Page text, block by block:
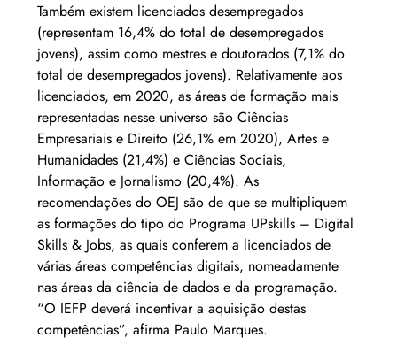
Também existem licenciados desempregados
(representam 16,4% do total de desempregados
jovens), assim como mestres e doutorados (7,1% do
total de desempregados jovens). Relativamente aos
licenciados, em 2020, as áreas de formação mais
representadas nesse universo são Ciências
Empresariais e Direito (26,1% em 2020), Artes e
Humanidades (21,4%) e Ciências Sociais,
Informação e Jornalismo (20,4%). As
recomendações do OEJ são de que se multipliquem
as formações do tipo do Programa UPskills – Digital
Skills & Jobs, as quais conferem a licenciados de
várias áreas competências digitais, nomeadamente
nas áreas da ciência de dados e da programação.
“O IEFP deverá incentivar a aquisição destas
competências”, afirma Paulo Marques.